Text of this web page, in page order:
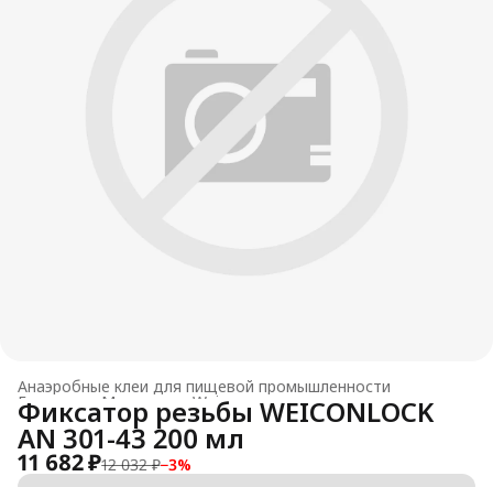
Анаэробные клеи для пищевой промышленности
Материалы Weicon
Главная
Фиксатор резьбы WEICONLOCK
AN 301-43 200 мл
11 682 ₽12 032 ₽−3%